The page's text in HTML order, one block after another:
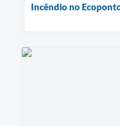
Incêndio no